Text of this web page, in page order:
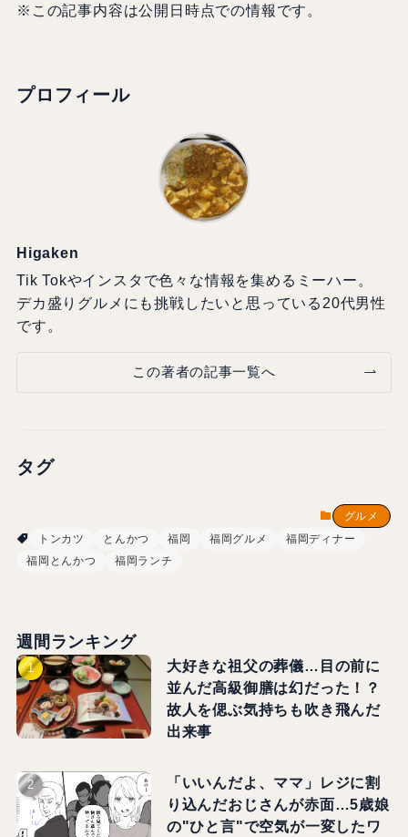
※この記事内容は公開日時点での情報です。
プロフィール
Higaken
Tik Tokやインスタで色々な情報を集めるミーハー。
デカ盛りグルメにも挑戦したいと思っている20代男性
です。
この著者の記事一覧へ
タグ
グルメ
トンカツ
とんかつ 福岡 福岡グルメ
福岡ディナー
福岡とんかつ
福岡ランチ
週間ランキング
大好きな祖父の葬儀…目の前に
並んだ高級御膳は幻だった！？
故人を偲ぶ気持ちも吹き飛んだ
出来事
「いいんだよ、ママ」レジに割
り込んだおじさんが赤面…5歳娘
の"ひと言"で空気が一変したワ